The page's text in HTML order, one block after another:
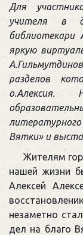
Для
учителя в
библиотекари
яркую
разделов
Вятки» и
Жителям
нашей жизни
Алексей
незаметно
дел на благо